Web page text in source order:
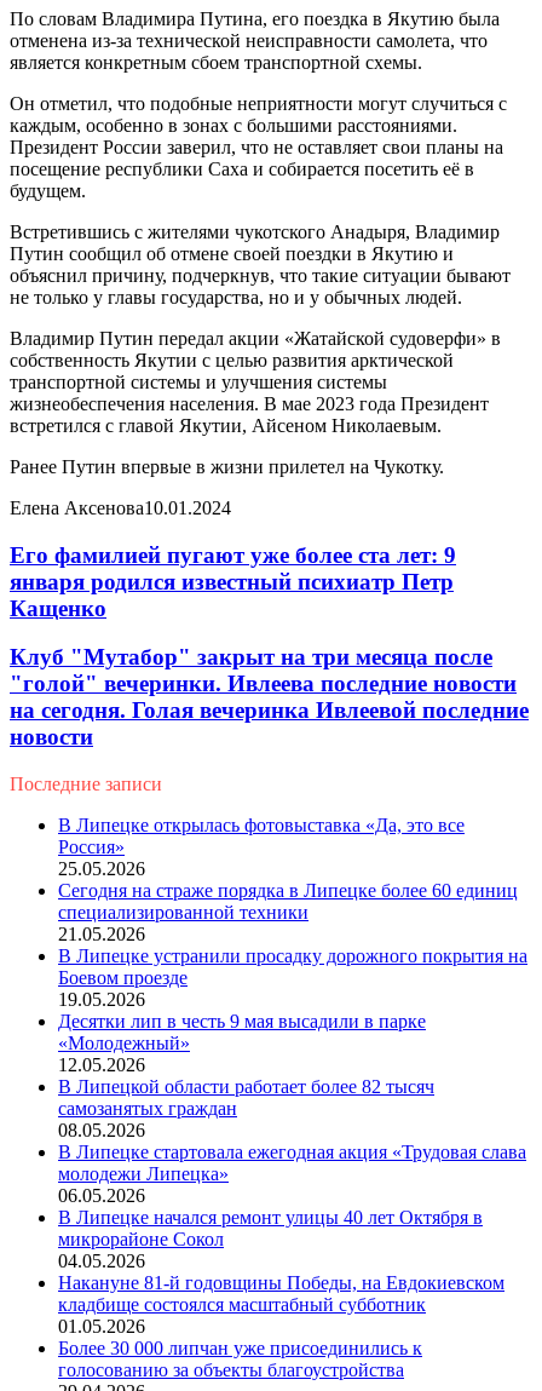
По словам Владимира Путина, его поездка в Якутию была
отменена из-за технической неисправности самолета, что
является конкретным сбоем транспортной схемы.
Он отметил, что подобные неприятности могут случиться с
каждым, особенно в зонах с большими расстояниями.
Президент России заверил, что не оставляет свои планы на
посещение республики Саха и собирается посетить её в
будущем.
Встретившись с жителями чукотского Анадыря, Владимир
Путин сообщил об отмене своей поездки в Якутию и
объяснил причину, подчеркнув, что такие ситуации бывают
не только у главы государства, но и у обычных людей.
Владимир Путин передал акции «Жатайской судоверфи» в
собственность Якутии с целью развития арктической
транспортной системы и улучшения системы
жизнеобеспечения населения. В мае 2023 года Президент
встретился с главой Якутии, Айсеном Николаевым.
Ранее Путин впервые в жизни прилетел на Чукотку.
Елена Аксенова10.01.2024
Его фамилией пугают уже более ста лет: 9
января родился известный психиатр Петр
Кащенко
Клуб "Мутабор" закрыт на три месяца после
"голой" вечеринки. Ивлеева последние новости
на сегодня. Голая вечеринка Ивлеевой последние
новости
Последние записи
В Липецке открылась фотовыставка «Да, это все
Россия»
25.05.2026
Сегодня на страже порядка в Липецке более 60 единиц
специализированной техники
21.05.2026
В Липецке устранили просадку дорожного покрытия на
Боевом проезде
19.05.2026
Десятки лип в честь 9 мая высадили в парке
«Молодежный»
12.05.2026
В Липецкой области работает более 82 тысяч
самозанятых граждан
08.05.2026
В Липецке стартовала ежегодная акция «Трудовая слава
молодежи Липецка»
06.05.2026
В Липецке начался ремонт улицы 40 лет Октября в
микрорайоне Сокол
04.05.2026
Накануне 81-й годовщины Победы, на Евдокиевском
кладбище состоялся масштабный субботник
01.05.2026
Более 30 000 липчан уже присоединились к
голосованию за объекты благоустройства